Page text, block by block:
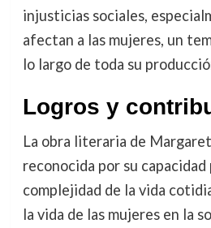
injusticias sociales,
afectan a las mujeres, un
lo largo de toda su
Logros y
La obra literaria de
reconocida por su
complejidad de la vida
la vida de las mujeres en la